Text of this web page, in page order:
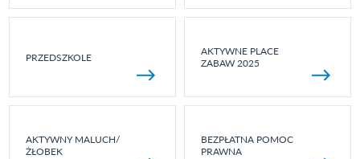
PRZEDSZKOLE
AKTYWNE PLACE
ZABAW 2025
AKTYWNY MALUCH/
ŻŁOBEK
BEZPŁATNA POMOC
PRAWNA